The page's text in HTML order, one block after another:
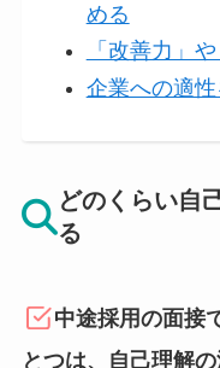
める
「改善力」
企業への適
どのくらい自
る
中途採用の面接
とつは、自己理解